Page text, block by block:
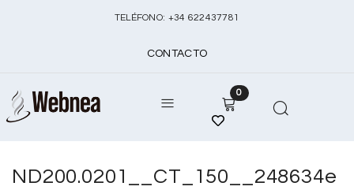
TELÉFONO: +34 622437781
CONTACTO
0
ND200.0201__CT_150__248634e